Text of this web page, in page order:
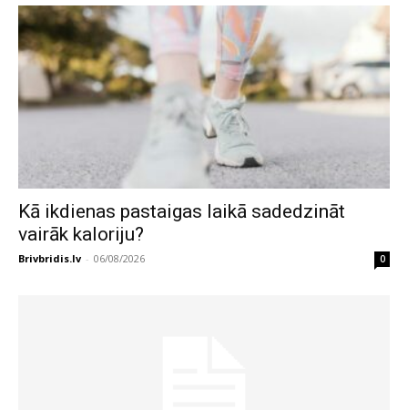
Kā ikdienas pastaigas laikā sadedzināt
vairāk kaloriju?
Brivbridis.lv - 06/08/2026 0